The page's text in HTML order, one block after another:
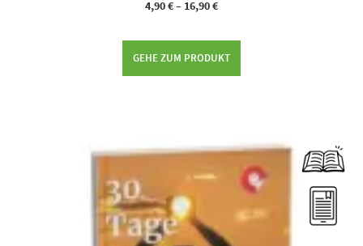
4,90€– 16,90€
GEHE ZUM PRODUKT